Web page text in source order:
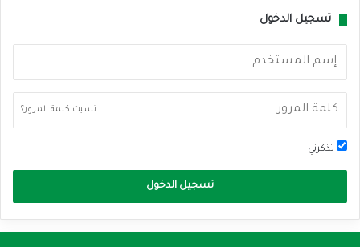
تسجيل الدخول
نسيت كلمة المرور؟
تذكرني
تسجيل الدخول